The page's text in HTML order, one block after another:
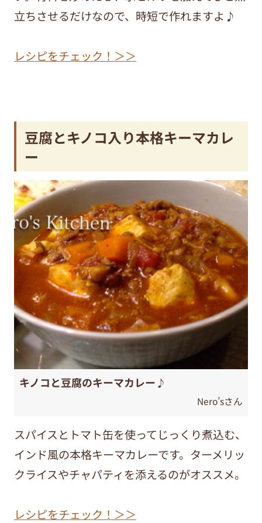
立ちさせるだけなので、時短で作れますよ♪
レシピをチェック！＞＞
豆腐とキノコ入り本格キーマカレ
ー
キノコと豆腐のキーマカレー♪
Nero’sさん
スパイスとトマト缶を使ってじっくり煮込む、
インド風の本格キーマカレーです。ターメリッ
クライスやチャパティを添えるのがオススメ。
レシピをチェック！＞＞